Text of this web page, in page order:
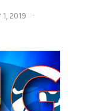
2019